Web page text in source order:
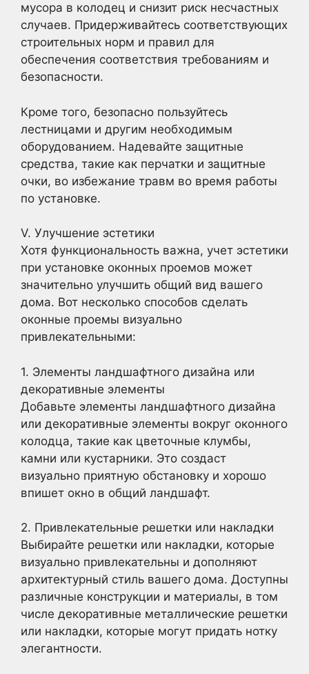
мусора в колодец и снизит риск несчастных
случаев. Придерживайтесь соответствующих
строительных норм и правил для
обеспечения соответствия требованиям и
безопасности.
Кроме того, безопасно пользуйтесь
лестницами и другим необходимым
оборудованием. Надевайте защитные
средства, такие как перчатки и защитные
очки, во избежание травм во время работы
по установке.
V. Улучшение эстетики
Хотя функциональность важна, учет эстетики
при установке оконных проемов может
значительно улучшить общий вид вашего
дома. Вот несколько способов сделать
оконные проемы визуально
привлекательными:
1. Элементы ландшафтного дизайна или
декоративные элементы
Добавьте элементы ландшафтного дизайна
или декоративные элементы вокруг оконного
колодца, такие как цветочные клумбы,
камни или кустарники. Это создаст
визуально приятную обстановку и хорошо
впишет окно в общий ландшафт.
2. Привлекательные решетки или накладки
Выбирайте решетки или накладки, которые
визуально привлекательны и дополняют
архитектурный стиль вашего дома. Доступны
различные конструкции и материалы, в том
числе декоративные металлические решетки
или накладки, которые могут придать нотку
элегантности.